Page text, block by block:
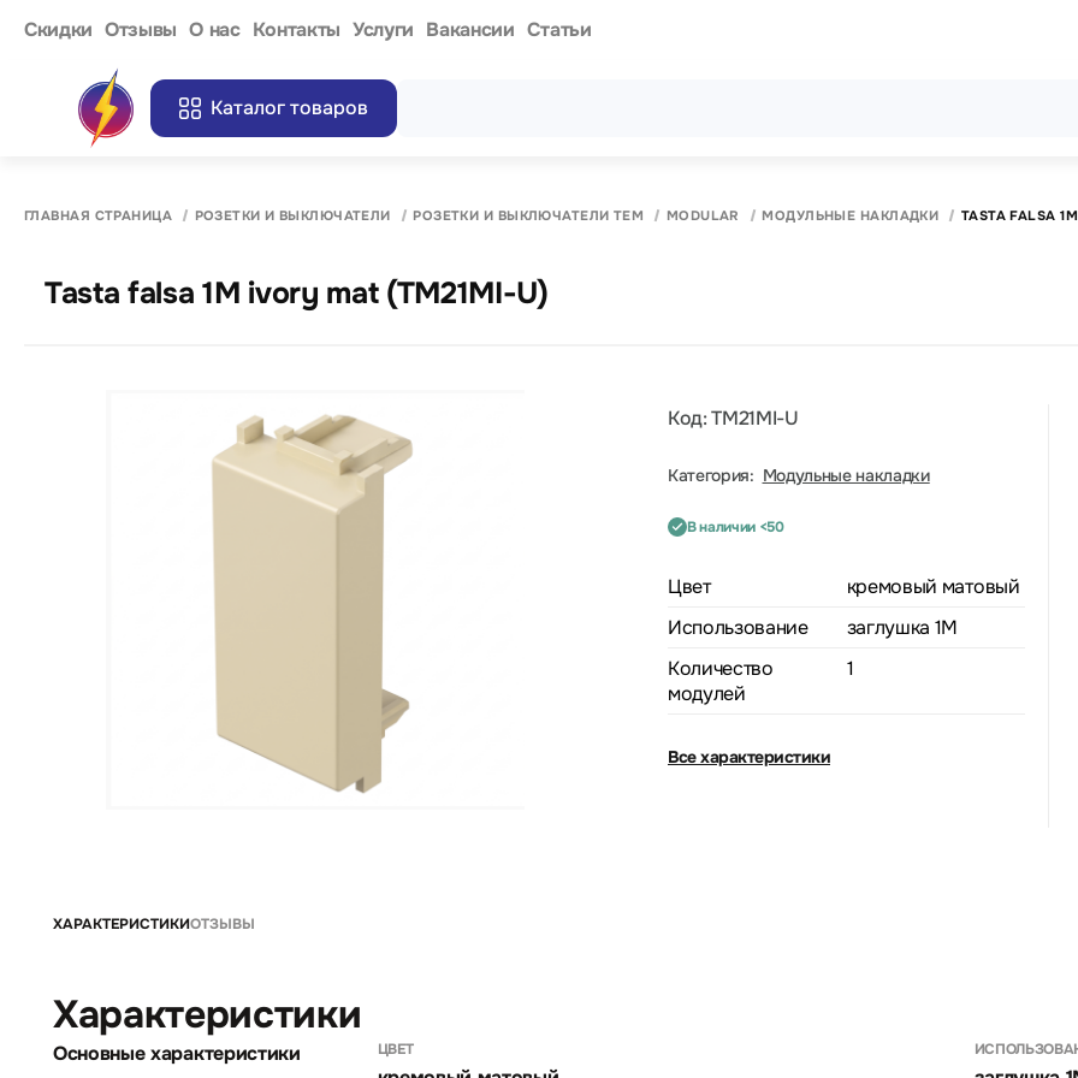
Cкидки Отзывы О нас Контакты Услуги Вакансии Статьи
Каталог товаров
ГЛАВНАЯ СТРАНИЦА РОЗЕТКИ И ВЫКЛЮЧАТЕЛИ РОЗЕТКИ И ВЫКЛЮЧАТЕЛИ ТЕМ MODULAR МОДУЛЬНЫЕ НАКЛАДКИ TASTA FALSA
Tasta falsa 1M ivory mat (TM21MI-U)
Код: TM21MI-U
Категория: Модульные накладки
В наличии <50
Цвет
кремовый матовый
Использование
заглушка 1M
Количество
модулей
1
Все характеристики
ХАРАКТЕРИСТИКИОТЗЫВЫ
Характеристики
Основные характеристики ЦВЕТ